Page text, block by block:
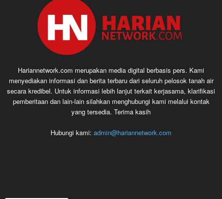
Hariannetwork.com merupakan media digital berbasis pers. Kami
menyediakan informasi dan berita terbaru dari seluruh pelosok tanah air
secara kredibel. Untuk informasi lebih lanjut terkait kerjasama, klarifikasi
pemberitaan dan lain-lain silahkan menghubungi kami melalui kontak
yang tersedia. Terima kasih
Hubungi kami: admin@hariannetwork.com